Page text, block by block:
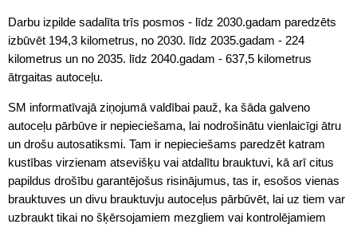
Darbu izpilde sadalīta trīs posmos - līdz 2030.gadam paredzēts
izbūvēt 194,3 kilometrus, no 2030. līdz 2035.gadam - 224
kilometrus un no 2035. līdz 2040.gadam - 637,5 kilometrus
ātrgaitas autoceļu.
SM informatīvajā ziņojumā valdībai pauž, ka šāda galveno
autoceļu pārbūve ir nepieciešama, lai nodrošinātu vienlaicīgi ātru
un drošu autosatiksmi. Tam ir nepieciešams paredzēt katram
kustības virzienam atsevišķu vai atdalītu brauktuvi, kā arī citus
papildus drošību garantējošus risinājumus, tas ir, esošos vienas
brauktuves un divu brauktuvju autoceļus pārbūvēt, lai uz tiem var
uzbraukt tikai no šķērsojamiem mezgliem vai kontrolējamiem